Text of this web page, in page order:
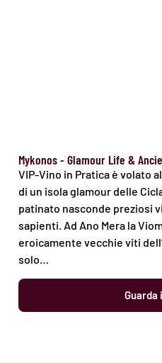
Mykonos - Glamour Life &
VIP-Vino in Pratica è volato
di un isola glamour delle
patinato nasconde preziosi
sapienti. Ad Ano Mera la
eroicamente vecchie viti
solo…
Guarda